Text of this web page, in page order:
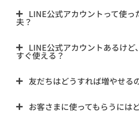
LINE公式アカウントって使っ
夫？
LINE公式アカウントあるけど
すぐ使える？
友だちはどうすれば増やせる
お客さまに使ってもらうには